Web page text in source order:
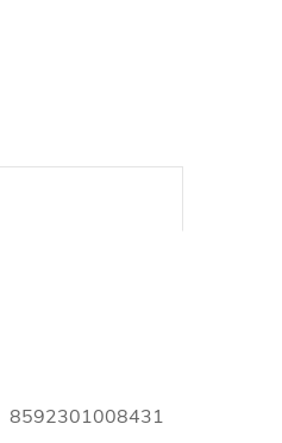
8592301008431